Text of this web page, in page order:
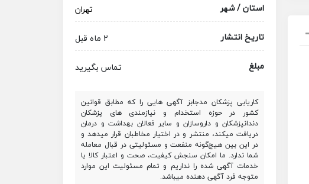
استان / شهر
تهران
تاریخ انتشار
2 ماه قبل
مبلغ
تماس بگیرید
کاریابی پزشکان مدجابز آگهی هایی را که مطابق قوانین
کشور در حوزه استخدام و نیازمندی های پزشکان
دندانپزشکان و داروسازان و سایر فعالان بهداشت و درمان
دریافت میکند، منتشر و در اختیار مخاطبان قرار میدهد و
در این بین هیچ‌گونه منفعت و مسئولیتی در قبال معامله
شما ندارد. ما امکان سنجش کیفیت، صحت و اعتبار کالا یا
خدمات آگهی شده را نداریم و تمام مسئولیت این موارد
متوجه فرد آگهی دهنده میباشد.